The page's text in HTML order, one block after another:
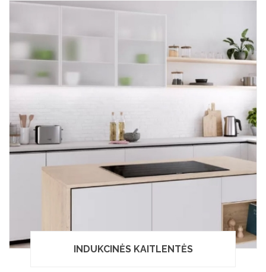
INDUKCINĖS KAITLENTĖS